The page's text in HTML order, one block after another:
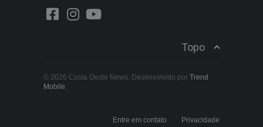
Topo
© 2026 Costa Oeste News. Desenvolvido por Trend
Mobile.
Entre em contato Privacidade